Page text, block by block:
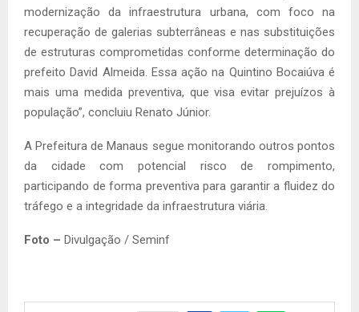
modernização da infraestrutura urbana, com foco na
recuperação de galerias subterrâneas e nas substituições
de estruturas comprometidas conforme determinação do
prefeito David Almeida. Essa ação na Quintino Bocaiúva é
mais uma medida preventiva, que visa evitar prejuízos à
população”, concluiu Renato Júnior.
A Prefeitura de Manaus segue monitorando outros pontos
da cidade com potencial risco de rompimento,
participando de forma preventiva para garantir a fluidez do
tráfego e a integridade da infraestrutura viária.
Foto – Divulgação / Seminf